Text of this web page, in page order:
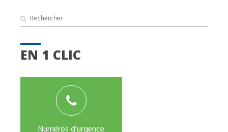
EN 1 CLIC
Numéros d'urgence